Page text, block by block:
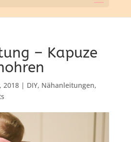
– Kapuze
2018| DIY, Nähanleitungen,